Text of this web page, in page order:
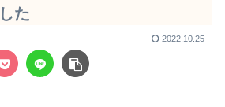
た
2022.10.25